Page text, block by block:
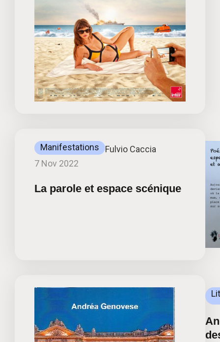
Manifestations
Fulvio Caccia
7 Nov 2022
La parole et espace scénique